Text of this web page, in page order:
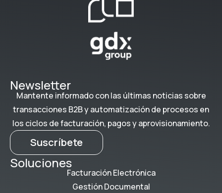
Newsletter
Mantente informado con las últimas noticias sobre
transacciones B2B y automatización de procesos en
los ciclos de facturación, pagos y aprovisionamiento.
Suscríbete
Soluciones
Facturación Electrónica
Gestión Documental